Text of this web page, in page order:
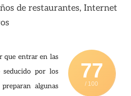
de restaurantes, Internet
77
/ 100
que entrar en las
seducido por los
algunas